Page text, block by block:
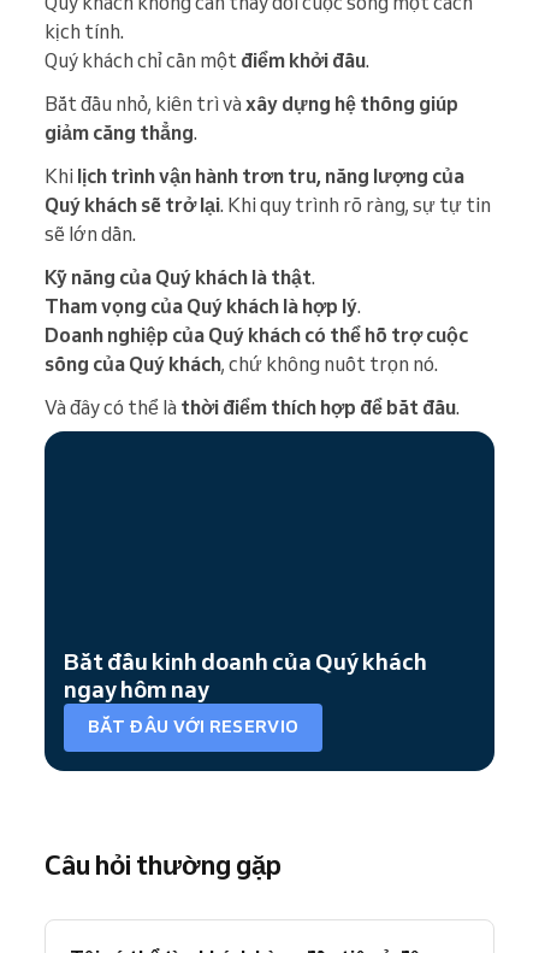
kịch tính.
Quý khách chỉ cần một điểm khởi đầu.
Bắt đầu nhỏ, kiên trì và xây dựng hệ thống giúp
giảm căng thẳng.
Khi lịch trình vận hành trơn tru, năng lượng của
Quý khách sẽ trở lại. Khi quy trình rõ ràng, sự tự tin
sẽ lớn dần.
Kỹ năng của Quý khách là thật.
Tham vọng của Quý khách là hợp lý.
Doanh nghiệp của Quý khách có thể hỗ trợ cuộc
sống của Quý khách, chứ không nuốt trọn nó.
Và đây có thể là thời điểm thích hợp để bắt đầu.
Bắt đầu kinh doanh của Quý khách
ngay hôm nay
BẮT ĐẦU VỚI RESERVIO
Câu hỏi thường gặp